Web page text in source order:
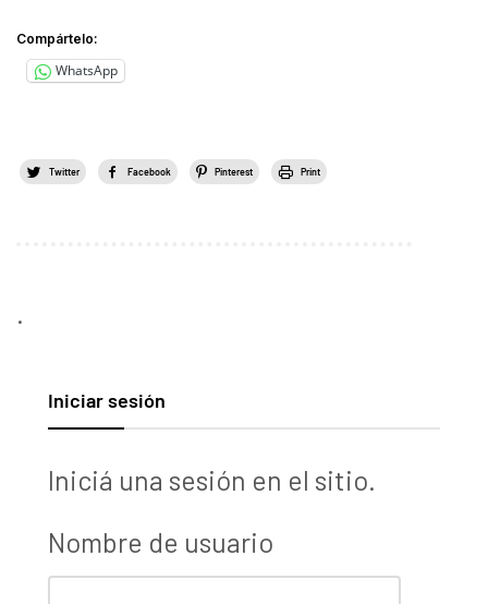
Compártelo:
WhatsApp
Twitter Facebook Pinterest Print
.
Iniciar sesión
Iniciá una sesión en el sitio.
Nombre de usuario